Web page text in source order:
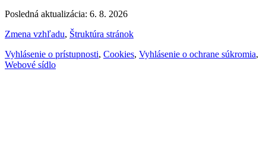
Posledná aktualizácia: 6. 8. 2026
Zmena vzhľadu, Štruktúra stránok
Vyhlásenie o prístupnosti, Cookies, Vyhlásenie o ochrane súkromia,
Webové sídlo